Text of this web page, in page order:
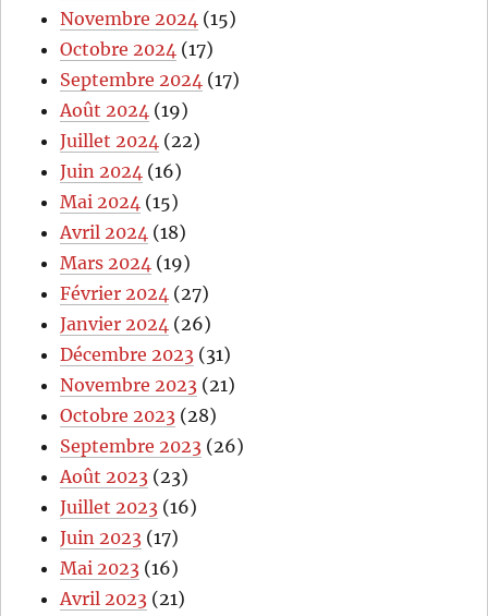
Novembre 2024 (15)
Octobre 2024 (17)
Septembre 2024 (17)
Août 2024 (19)
Juillet 2024 (22)
Juin 2024 (16)
Mai 2024 (15)
Avril 2024 (18)
Mars 2024 (19)
Février 2024 (27)
Janvier 2024 (26)
Décembre 2023 (31)
Novembre 2023 (21)
Octobre 2023 (28)
Septembre 2023 (26)
Août 2023 (23)
Juillet 2023 (16)
Juin 2023 (17)
Mai 2023 (16)
Avril 2023 (21)